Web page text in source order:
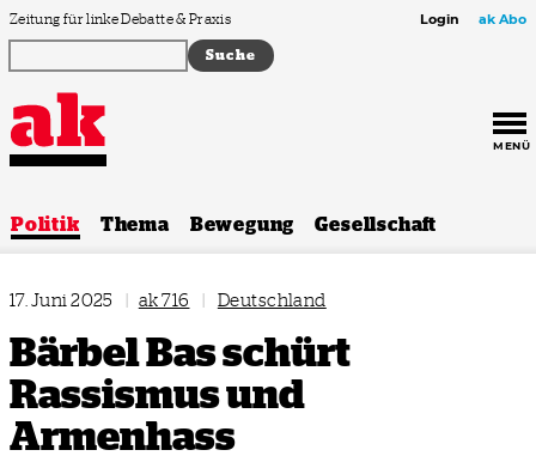
Zum Inhalt springen
Zeitung für linke Debatte & Praxis Login ak Abo
MENÜ
Politik Thema Bewegung Gesellschaft
17. Juni 2025 | ak 716 | Deutschland
Bärbel Bas schürt
Rassismus und
Armenhass